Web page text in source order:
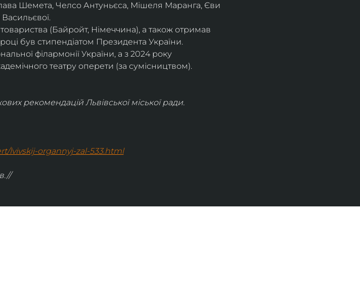
Шемета, Челсо Антуньєса, Мішеля Маранга, Єви
(Байройт, Німеччина), а також отримав
був стипендіатом Президента України.
філармонії України, а з 2024 року
театру оперети (за сумісництвом).
рекомендацій Львівської міської ради.
lvivskij-organnyj-zal-533.html